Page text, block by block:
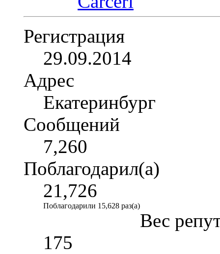
Регистрация
29.09.2014
Адрес
Екатеринбург
Сообщений
7,260
Поблагодарил(а)
21,726
Поблагодарили 15,628 раз(а)
Вес
175